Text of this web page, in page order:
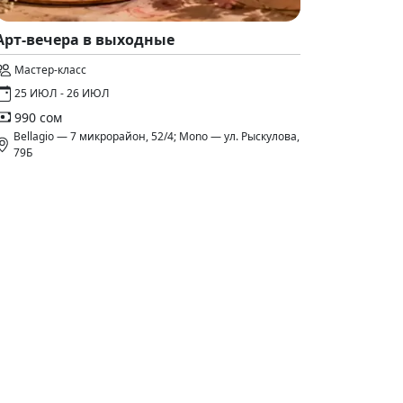
вечера в выходные
Мастер-класс
25 ИЮЛ - 26 ИЮЛ
990 сом
Bellagio — 7 микрорайон, 52/4; Mono — ул. Рыскулова,
79Б